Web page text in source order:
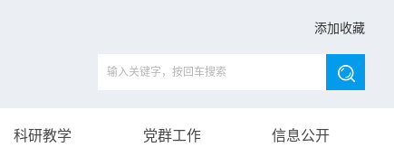
添加收藏
科研教学 党群工作 信息公开